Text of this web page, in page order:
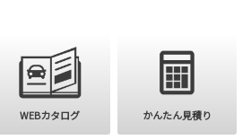
WEBカタログ かんたん見積り